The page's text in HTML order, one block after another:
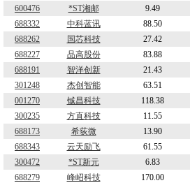
600476
*ST湘邮 9.49
688332
中科蓝讯 88.50
688262
国芯科技 27.42
688227
品高股份 83.88
688191
智洋创新 21.43
301248
杰创智能 63.51
001270
铖昌科技 118.38
300235
方直科技 11.55
688173
希荻微 13.90
688343
云天励飞 61.55
300472
*ST新元 6.83
688279
峰岹科技 170.00